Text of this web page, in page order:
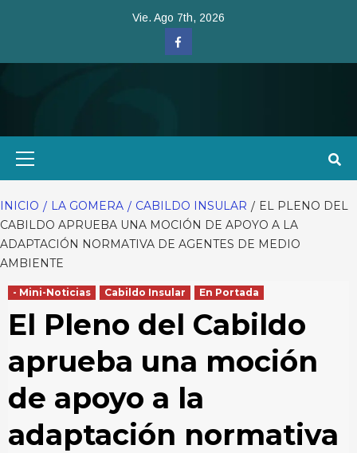
Vie. Ago 7th, 2026
Facebook
INICIO LA GOMERA CABILDO INSULAR
EL PLENO DEL
CABILDO APRUEBA UNA MOCIÓN DE APOYO A LA
ADAPTACIÓN NORMATIVA DE AGENTES DE MEDIO
AMBIENTE
- Mini-Noticias Cabildo Insular En Portada
El Pleno del Cabildo
aprueba una moción
de apoyo a la
adaptación normativa